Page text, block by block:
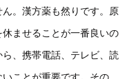
。漢方薬も然りです。原
ませることが一番良いの
、携帯電話、テレビ、読